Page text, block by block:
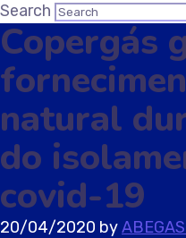
Search
Copergás
natural
do
covid-19
20/04/2020 by